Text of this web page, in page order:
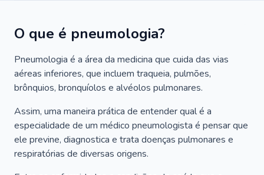
O que é pneumologia?
Pneumologia é a área da medicina que cuida das vias
aéreas inferiores, que incluem traqueia, pulmões,
brônquios, bronquíolos e alvéolos pulmonares.
Assim, uma maneira prática de entender qual é a
especialidade de um médico pneumologista é pensar que
ele previne, diagnostica e trata doenças pulmonares e
respiratórias de diversas origens.